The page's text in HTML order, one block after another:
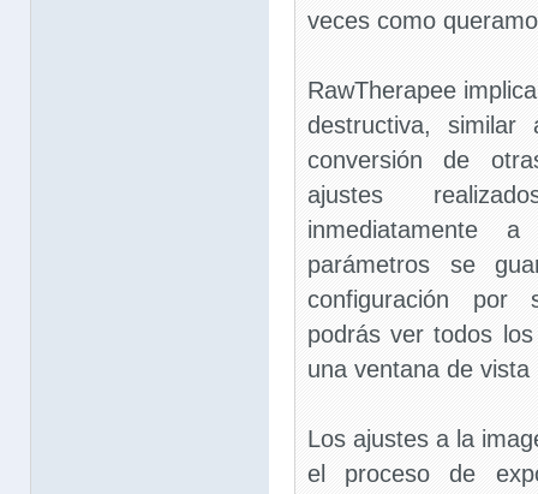
veces como
RawTherapee
destructiva,
conversión de
ajustes
inmediatamente
parámetros se
configuración por
podrás ver todos
una ventana de vista
Los ajustes a la
el proceso de